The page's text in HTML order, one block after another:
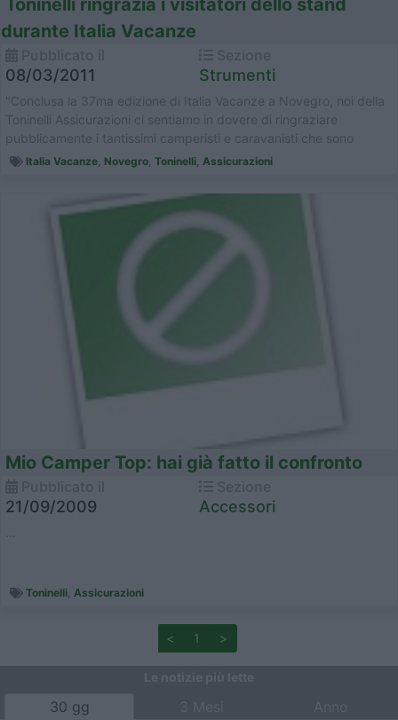
durante Italia Vacanze
08/03/2011 Strumenti
"Conclusa la 37ma edizione di Italia Vacanze a Novegro, noi della
Toninelli Assicurazioni ci sentiamo in dovere di ringraziare
pubblicamente i tantissimi camperisti e caravanisti che sono
venut...
Italia Vacanze Novegro Toninelli Assicurazioni
Mio Camper Top: hai già fatto il confronto
21/09/2009 Accessori
Toninelli Assicurazioni
< 1 >
30 gg